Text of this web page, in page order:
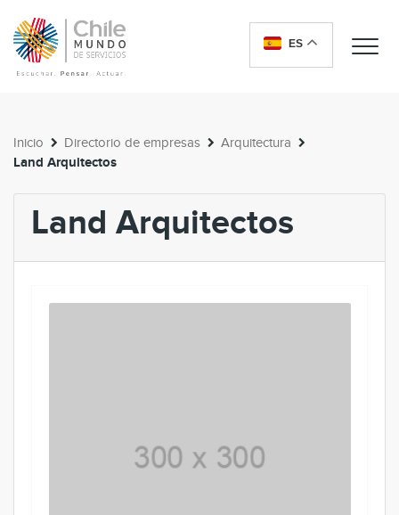
ES
Inicio Directorio de empresas Arquitectura
Land Arquitectos
Land Arquitectos